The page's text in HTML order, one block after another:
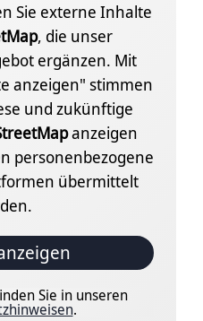
Sie externe Inhalte
, die unser
ergänzen. Mit
anzeigen" stimmen
und zukünftige
anzeigen
personenbezogene
übermittelt
Sie in unseren
.